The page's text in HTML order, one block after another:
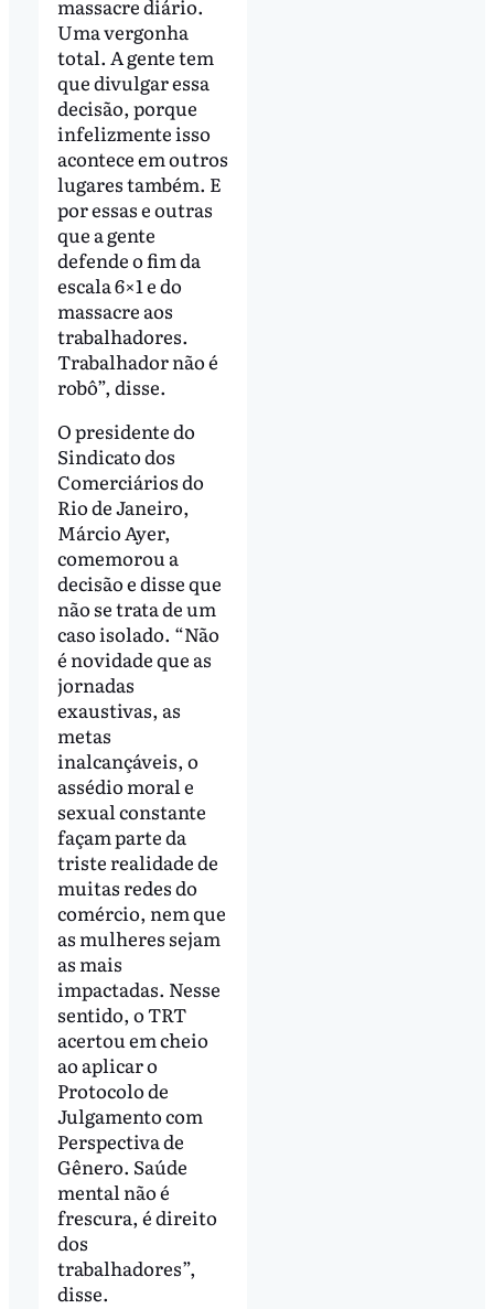
massacre diário.
Uma vergonha
total. A gente tem
que divulgar essa
decisão, porque
infelizmente isso
acontece em outros
lugares também. E
por essas e outras
que a gente
defende o fim da
escala 6×1 e do
massacre aos
trabalhadores.
Trabalhador não é
robô”, disse.
O presidente do
Sindicato dos
Comerciários do
Rio de Janeiro,
Márcio Ayer,
comemorou a
decisão e disse que
não se trata de um
caso isolado. “Não
é novidade que as
jornadas
exaustivas, as
metas
inalcançáveis, o
assédio moral e
sexual constante
façam parte da
triste realidade de
muitas redes do
comércio, nem que
as mulheres sejam
as mais
impactadas. Nesse
sentido, o TRT
acertou em cheio
ao aplicar o
Protocolo de
Julgamento com
Perspectiva de
Gênero. Saúde
mental não é
frescura, é direito
dos
trabalhadores”,
disse.